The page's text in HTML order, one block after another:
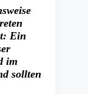
Ein
im
sollten